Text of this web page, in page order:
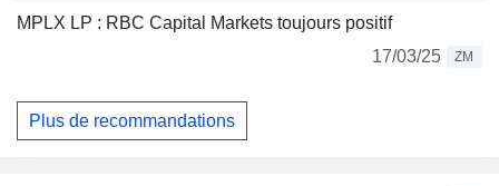
MPLX LP : RBC Capital Markets toujours positif
17/03/25
ZM
Plus de recommandations